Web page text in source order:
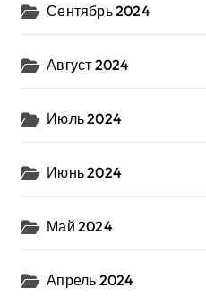
Сентябрь 2024
Август 2024
Июль 2024
Июнь 2024
Май 2024
Апрель 2024